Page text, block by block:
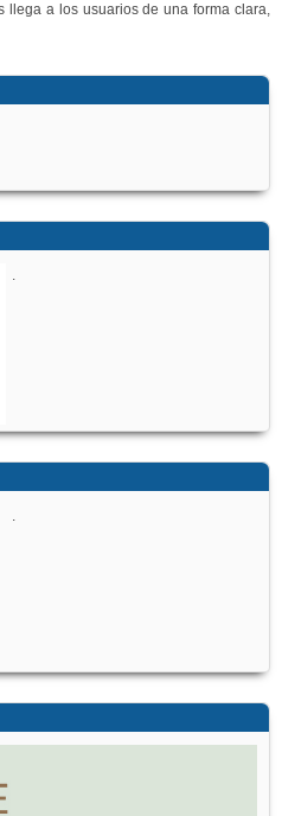
llega a los usuarios de una forma clara,
.
.